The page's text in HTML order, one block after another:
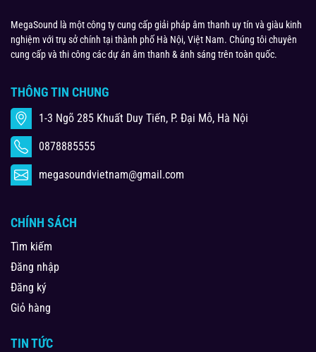
MegaSound là một công ty cung cấp giải pháp âm thanh uy tín và giàu kinh
nghiệm với trụ sở chính tại thành phố Hà Nội, Việt Nam. Chúng tôi chuyên
cung cấp và thi công các dự án âm thanh & ánh sáng trên toàn quốc.
THÔNG TIN CHUNG
1-3 Ngõ 285 Khuất Duy Tiến, P. Đại Mỗ, Hà Nội
0878885555
megasoundvietnam@gmail.com
CHÍNH SÁCH
Tìm kiếm
Đăng nhập
Đăng ký
Giỏ hàng
TIN TỨC